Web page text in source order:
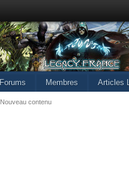
Forums Membres Articles
Nouveau contenu